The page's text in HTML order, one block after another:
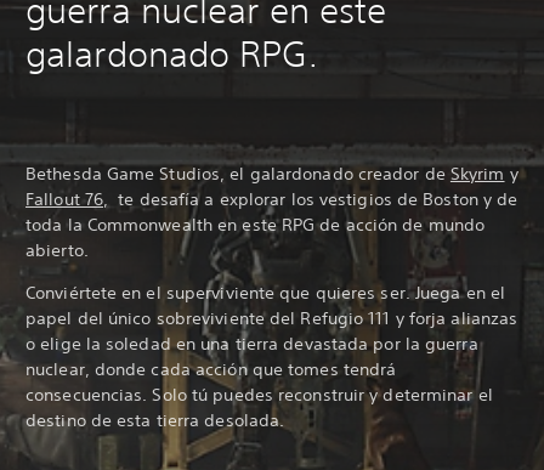
guerra nuclear en este
galardonado RPG.
Bethesda Game Studios, el galardonado creador de Skyrim y
Fallout 76 , te desafía a explorar los vestigios de Boston y de
toda la Commonwealth en este RPG de acción de mundo
abierto.
Conviértete en el superviviente que quieres ser. Juega en el
papel del único sobreviviente del Refugio 111 y forja alianzas
o elige la soledad en una tierra devastada por la guerra
nuclear, donde cada acción que tomes tendrá
consecuencias. Solo tú puedes reconstruir y determinar el
destino de esta tierra desolada.